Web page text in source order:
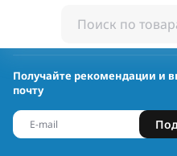
Получайте рекомендации и
почту